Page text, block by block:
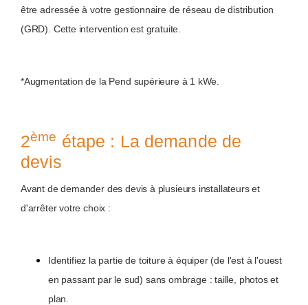
être adressée à votre gestionnaire de réseau de distribution
(GRD). Cette intervention est gratuite.
*Augmentation de la Pend supérieure à 1 kWe.
2ème étape : La demande de
devis
Avant de demander des devis à plusieurs installateurs et
d'arrêter votre choix :
Identifiez la partie de toiture à équiper (de l'est à l'ouest
en passant par le sud) sans ombrage : taille, photos et
plan.